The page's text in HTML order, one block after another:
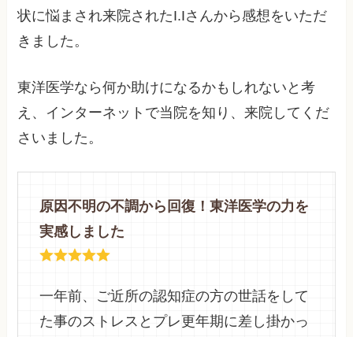
状に悩まされ来院されたI.Iさんから感想をいただ
きました。
東洋医学なら何か助けになるかもしれないと考
え、インターネットで当院を知り、来院してくだ
さいました。
原因不明の不調から回復！東洋医学の力を
実感しました
一年前、ご近所の認知症の方の世話をして
た事のストレスとプレ更年期に差し掛かっ